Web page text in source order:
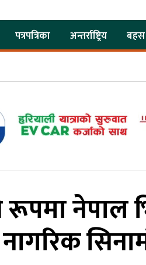
पत्रपत्रिका अन्तर्राष्ट्रिय
नेपाल